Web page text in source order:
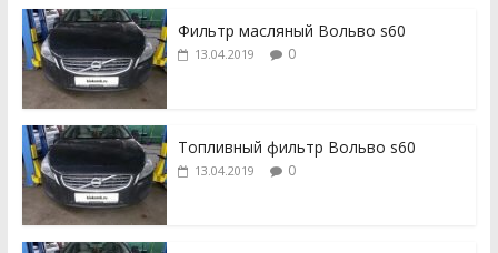
Фильтр масляный Вольво s60
13.04.2019 0
Топливный фильтр Вольво s60
13.04.2019 0